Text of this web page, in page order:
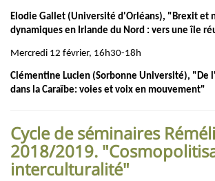
Elodie Gallet (Université d'Orléans), "Brexit et
dynamiques en Irlande du Nord : vers une île
Mercredi 12 février, 16h30-18h
Clémentine Lucien (Sorbonne Université),
dans la Caraïbe: voies et voix en mouvement"
Cycle de séminaires
2018/2019.
interculturalité"